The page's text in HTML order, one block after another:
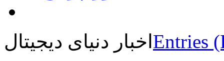
اخبار دنیای دیجیتال Entries